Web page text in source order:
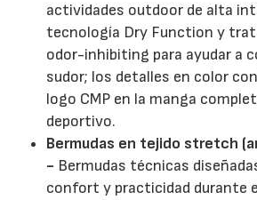
actividades outdoor de alta
tecnología Dry Function y
odor-inhibiting para ayudar a
sudor; los detalles en color
logo CMP en la manga
deportivo.
Bermudas en tejido stretch
- Bermudas técnicas
confort y practicidad durante